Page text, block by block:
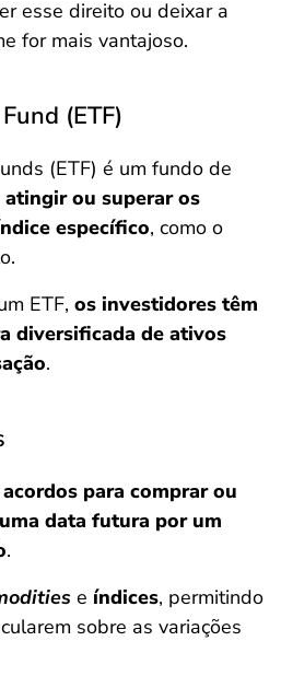
esse direito ou deixar a
for mais vantajoso.
(ETF)
(ETF) é um fundo de
atingir ou superar os
específico, como o
ETF, os investidores têm
diversificada de ativos
.
acordos para comprar ou
data futura por um
.
e índices, permitindo
sobre as variações